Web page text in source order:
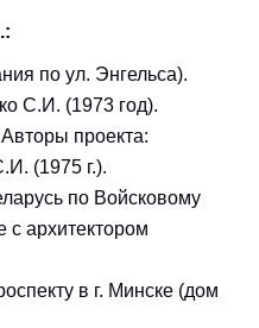
по ул. Энгельса).
С.И. (1973 год).
проекта:
(1975 г.).
по Войсковому
с архитектором
в г. Минске (дом